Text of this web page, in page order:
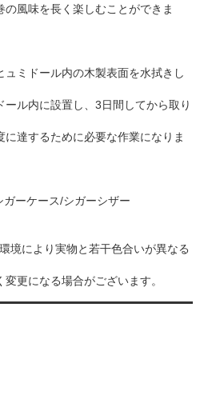
風味を長く楽しむことができま
ミドール内の木製表面を水拭きし
ル内に設置し、3日間してから取り
達するために必要な作業になりま
ーケース/シガーシザー
境により実物と若干色合いが異なる
更になる場合がございます。